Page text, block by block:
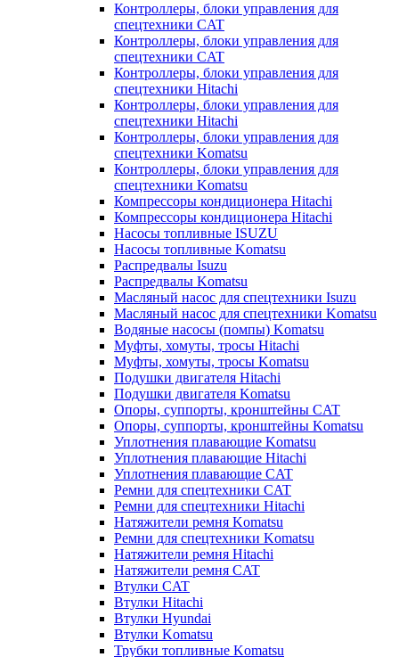
Контроллеры, блоки управления для
спецтехники CAT
Контроллеры, блоки управления для
спецтехники CAT
Контроллеры, блоки управления для
спецтехники Hitachi
Контроллеры, блоки управления для
спецтехники Hitachi
Контроллеры, блоки управления для
спецтехники Komatsu
Контроллеры, блоки управления для
спецтехники Komatsu
Компрессоры кондиционера Hitachi
Компрессоры кондиционера Hitachi
Насосы топливные ISUZU
Насосы топливные Komatsu
Распредвалы Isuzu
Распредвалы Komatsu
Масляный насос для спецтехники Isuzu
Масляный насос для спецтехники Komatsu
Водяные насосы (помпы) Komatsu
Муфты, хомуты, тросы Hitachi
Муфты, хомуты, тросы Komatsu
Подушки двигателя Hitachi
Подушки двигателя Komatsu
Опоры, суппорты, кронштейны CAT
Опоры, суппорты, кронштейны Komatsu
Уплотнения плавающие Komatsu
Уплотнения плавающие Hitachi
Уплотнения плавающие CAT
Ремни для спецтехники CAT
Ремни для спецтехники Hitachi
Натяжители ремня Komatsu
Ремни для спецтехники Komatsu
Натяжители ремня Hitachi
Натяжители ремня CAT
Втулки CAT
Втулки Hitachi
Втулки Hyundai
Втулки Komatsu
Трубки топливные Komatsu